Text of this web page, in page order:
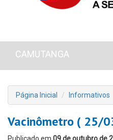
CAMUTANGA
Página Inicial Informativos
Vacinômetro ( 25/